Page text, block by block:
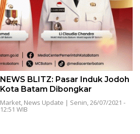
NEWS BLITZ: Pasar Induk Jodoh
Kota Batam Dibongkar
Market, News Update | Senin, 26/07/2021 -
12:51 WIB